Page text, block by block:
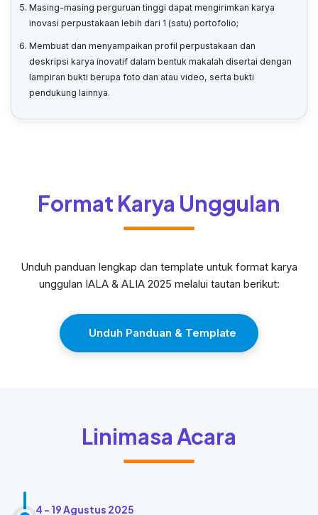
Masing-masing perguruan tinggi dapat mengirimkan karya
inovasi perpustakaan lebih dari 1 (satu) portofolio;
Membuat dan menyampaikan profil perpustakaan dan
deskripsi karya inovatif dalam bentuk makalah disertai dengan
lampiran bukti berupa foto dan atau video, serta bukti
pendukung lainnya.
Format Karya Unggulan
Unduh panduan lengkap dan template untuk format karya
unggulan IALA & ALIA 2025 melalui tautan berikut:
Unduh Panduan & Template
Linimasa Acara
4 - 19 Agustus 2025